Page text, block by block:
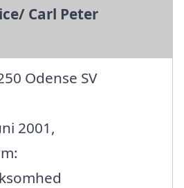
Carl Peter
Odense SV
2001,